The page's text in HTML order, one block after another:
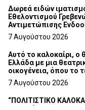
Δωρεά ειδών
Εθελοντισμού
Αντιμετώπισης
Τμήματος Γρεβενών
7 Αυγούστου 2026
Αυτό το καλοκαίρι, ο
Ελλάδα με μια
οικογένεια,
7 Αυγούστου 2026
“ΠΟΛΙΤΙΣΤΙΚΟ